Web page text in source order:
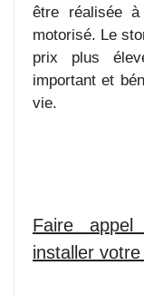
être réalisée
motorisé. Le
prix plus
important et
vie.
Faire
installer